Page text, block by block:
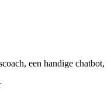
een handige chatbot,